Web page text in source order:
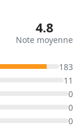
4.8
Note moyenne
183
11
0
0
0